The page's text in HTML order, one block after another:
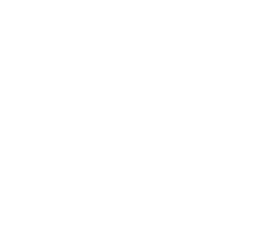
来の商習慣に縛られないサービ
種多様な不動産情報をテクノロジ
ソリューションを提供していま